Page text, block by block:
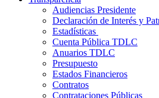
Audiencias Presidente
Declaración de Interés y
Estadísticas
Cuenta Pública TDLC
Anuarios TDLC
Presupuesto
Estados Financieros
Contratos
Contrataciones Públicas